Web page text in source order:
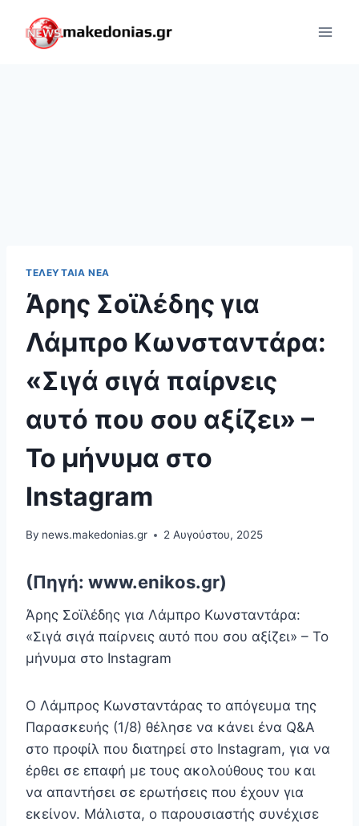
content
ΤΕΛΕΥΤΑΊΑ ΝΈΑ
Άρης Σοϊλέδης για
Λάμπρο Κωνσταντάρα:
«Σιγά σιγά παίρνεις
αυτό που σου αξίζει» –
Το μήνυμα στο
Instagram
By news.makedonias.gr 2 Αυγούστου, 2025
(Πηγή: www.enikos.gr)
Άρης Σοϊλέδης για Λάμπρο Κωνσταντάρα:
«Σιγά σιγά παίρνεις αυτό που σου αξίζει» – Το
μήνυμα στο Instagram
Ο Λάμπρος Κωνσταντάρας το απόγευμα της
Παρασκευής (1/8) θέλησε να κάνει ένα Q&A
στο προφίλ που διατηρεί στο Instagram, για να
έρθει σε επαφή με τους ακολούθους του και
να απαντήσει σε ερωτήσεις που έχουν για
εκείνον. Μάλιστα, ο παρουσιαστής συνέχισε